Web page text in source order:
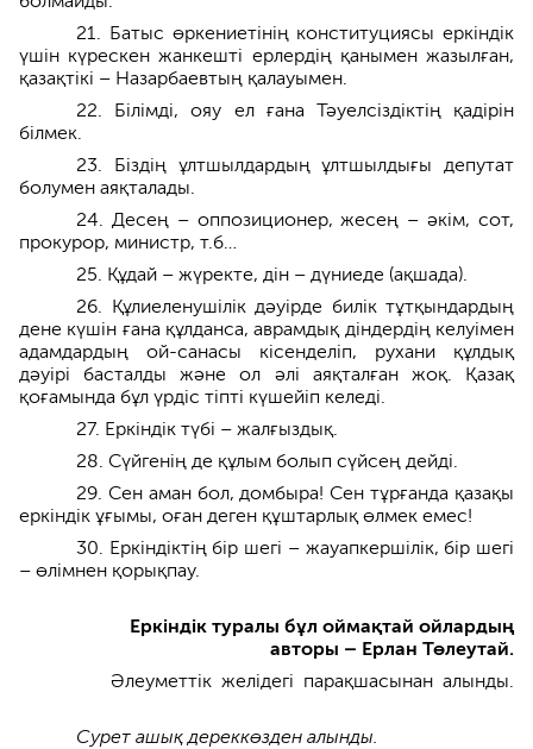
21. Батыс өркениетінің конституциясы еркіндік
үшін күрескен жанкешті ерлердің қанымен жазылған,
қазақтікі – Назарбаевтың қалауымен.
22. Білімді, ояу ел ғана Тәуелсіздіктің қадірін
білмек.
23. Біздің ұлтшылдардың ұлтшылдығы депутат
болумен аяқталады.
24. Десең – оппозиционер, жесең – әкім, сот,
прокурор, министр, т.б…
25. Құдай – жүректе, дін – дүниеде (ақшада).
26. Құлиеленушілік дәуірде билік тұтқындардың
дене күшін ғана құлданса, аврамдық діндердің келуімен
адамдардың ой-санасы кісенделіп, рухани құлдық
дәуірі басталды және ол әлі аяқталған жоқ. Қазақ
қоғамында бұл үрдіс тіпті күшейіп келеді.
27. Еркіндік түбі – жалғыздық.
28. Сүйгенің де құлым болып сүйсең дейді.
29. Сен аман бол, домбыра! Сен тұрғанда қазақы
еркіндік ұғымы, оған деген құштарлық өлмек емес!
30. Еркіндіктің бір шегі – жауапкершілік, бір шегі
– өлімнен қорықпау.
Еркіндік туралы бұл оймақтай ойлардың
авторы – Ерлан Төлеутай.
Әлеуметтік желідегі парақшасынан алынды.
Сурет ашық дереккөзден алынды.